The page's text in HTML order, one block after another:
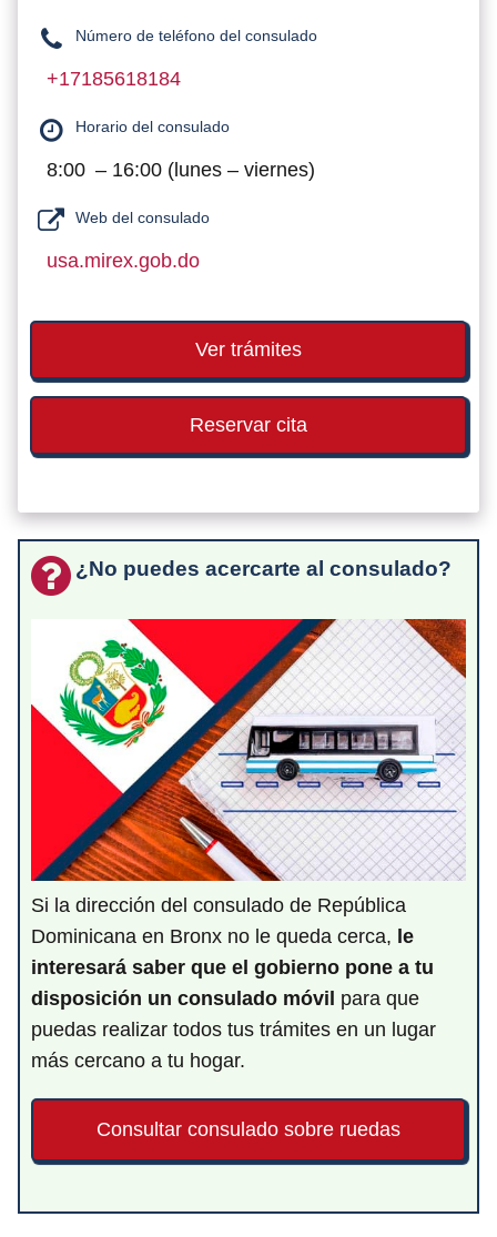
Número de teléfono del consulado
+17185618184
Horario del consulado
8:00 – 16:00 (lunes – viernes)
Web del consulado
usa.mirex.gob.do
Ver trámites
Reservar cita
¿No puedes acercarte al consulado?
Si la dirección del consulado de República
Dominicana en Bronx no le queda cerca, le
interesará saber que el gobierno pone a tu
disposición un consulado móvil para que
puedas realizar todos tus trámites en un lugar
más cercano a tu hogar.
Consultar consulado sobre ruedas